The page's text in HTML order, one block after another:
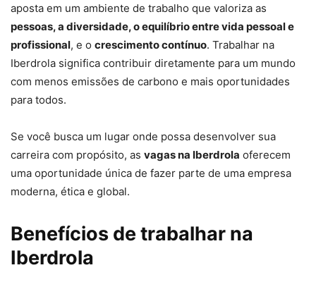
aposta em um ambiente de trabalho que valoriza as
pessoas, a diversidade, o equilíbrio entre vida pessoal e
profissional, e o crescimento contínuo. Trabalhar na
Iberdrola significa contribuir diretamente para um mundo
com menos emissões de carbono e mais oportunidades
para todos.
Se você busca um lugar onde possa desenvolver sua
carreira com propósito, as vagas na Iberdrola oferecem
uma oportunidade única de fazer parte de uma empresa
moderna, ética e global.
Benefícios de trabalhar na
Iberdrola